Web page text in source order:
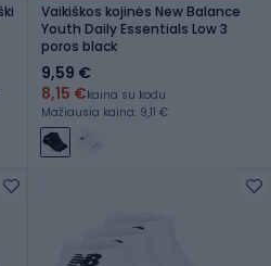
Vaikiškos kojinės New Balance
Youth Daily Essentials Low 3
poros black
9,59 €
8,15 €kaina su kodu
Mažiausia kaina: 9,11 €